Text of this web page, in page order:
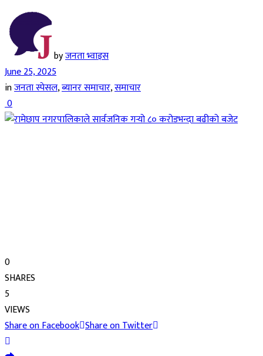
byजनता भ्वाइस
June 25, 2025
inजनता स्पेसल,ब्यानर समाचार,समाचार
0
0
SHARES
5
VIEWS
Share on Facebook Share on Twitter